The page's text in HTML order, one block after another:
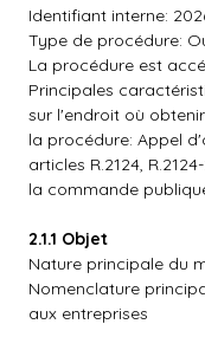
Identifiant interne:
Type de procédure:
La procédure est
Principales
sur l'endroit où
la procédure: Appel
articles R.2124,
la commande
2.1.1 Objet
Nature principale du
Nomenclature
aux entreprises